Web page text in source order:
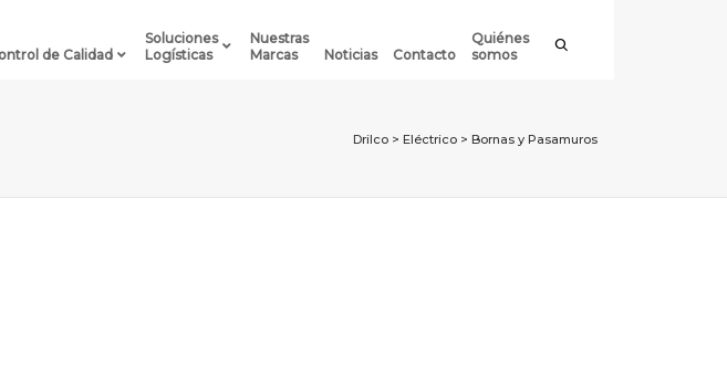
de Calidad
Soluciones
Logísticas
Nuestras
Marcas
Noticias Contacto
Quiénes
somos
Drilco > Eléctrico > Bornas y Pasamuros